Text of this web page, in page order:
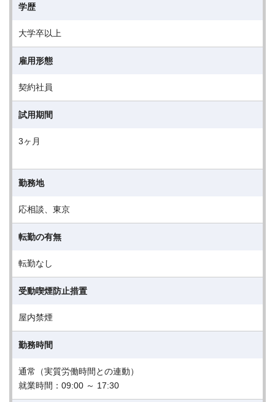
学歴
大学卒以上
雇用形態
契約社員
試用期間
3ヶ月
勤務地
応相談、東京
転勤の有無
転勤なし
受動喫煙防止措置
屋内禁煙
勤務時間
通常（実質労働時間との連動）
就業時間：09:00 ～ 17:30